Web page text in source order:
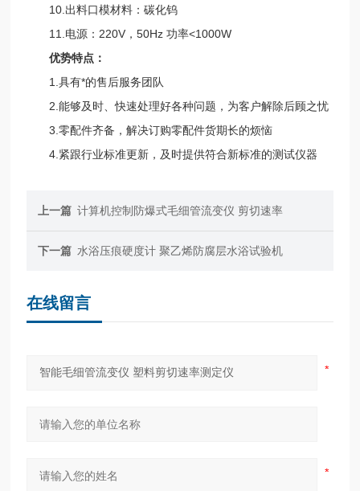
10.出料口模材料：碳化钨
11.电源：220V，50Hz 功率<1000W
优势特点：
1.具有*的售后服务团队
2.能够及时、快速处理好各种问题，为客户解除后顾之忧
3.零配件齐备，解决订购零配件货期长的烦恼
4.紧跟行业标准更新，及时提供符合新标准的测试仪器
上一篇 计算机控制防爆式毛细管流变仪 剪切速率
下一篇 水浴压痕硬度计 聚乙烯防腐层水浴试验机
在线留言